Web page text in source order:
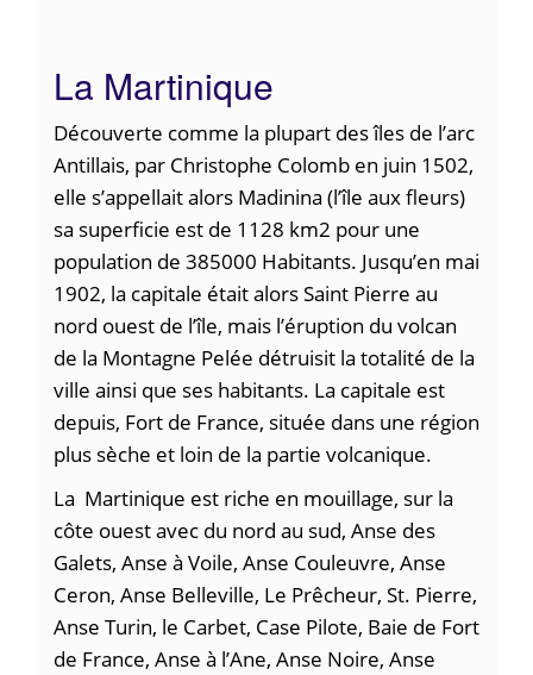
La Martinique
Découverte comme la plupart des îles de l’arc
Antillais, par Christophe Colomb en juin 1502,
elle s’appellait alors Madinina (l’île aux fleurs)
sa superficie est de 1128 km2 pour une
population de 385000 Habitants. Jusqu’en mai
1902, la capitale était alors Saint Pierre au
nord ouest de l’île, mais l’éruption du volcan
de la Montagne Pelée détruisit la totalité de la
ville ainsi que ses habitants. La capitale est
depuis, Fort de France, située dans une région
plus sèche et loin de la partie volcanique.
La Martinique est riche en mouillage, sur la
côte ouest avec du nord au sud, Anse des
Galets, Anse à Voile, Anse Couleuvre, Anse
Ceron, Anse Belleville, Le Prêcheur, St. Pierre,
Anse Turin, le Carbet, Case Pilote, Baie de Fort
de France, Anse à l’Ane, Anse Noire, Anse